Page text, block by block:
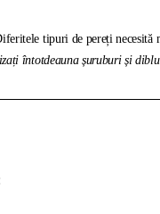
tipuri de pereți necesită
întotdeauna șuruburi și